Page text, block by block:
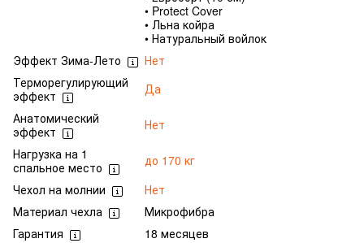
• Protect Cover
• Льна койра
• Натуральный войлок
Эффект Зима-Лето
Нет
Терморегулирующий
эффект
Да
Анатомический
эффект
Нет
Нагрузка на 1
спальное место
до 170 кг
Чехол на молнии
Нет
Материал чехла
Микрофибра
Гарантия
18 месяцев